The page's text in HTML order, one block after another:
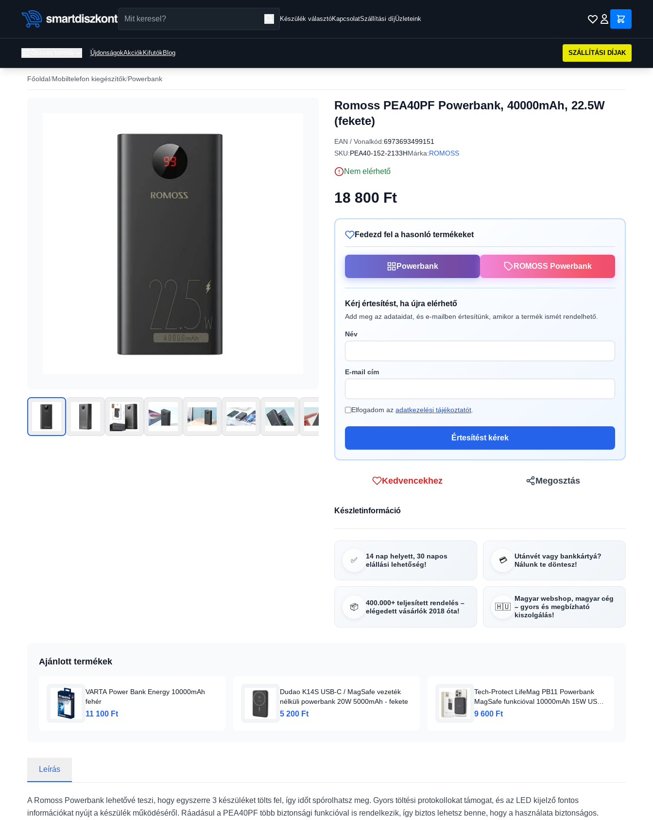
Készülék választóKapcsolatSzállítási díjÜzleteink
ÚjdonságokAkciókKifutókBlog SZÁLLÍTÁSI DÍJAK
Főoldal Mobiltelefon kiegészítők Powerbank
Romoss PEA40PF Powerbank, 40000mAh, 22.5W
(fekete)
EAN / Vonalkód:6973693499151
SKU:PEA40-152-2133HMárka:ROMOSS
Nem elérhető
18 800 Ft
Fedezd fel a hasonló termékeket
Powerbank ROMOSS Powerbank
Kérj értesítést, ha újra elérhető
Add meg az adataidat, és e-mailben értesítünk, amikor a termék ismét rendelhető.
Név
E-mail cím
Elfogadom az adatkezelési tájékoztatót
Értesítést kérek
Kedvencekhez Megosztás
Készletinformáció
✅
14 nap helyett, 30 napos
elállási lehetőség!
💳
Utánvét vagy bankkártyá?
Nálunk te döntesz!
📦
400.000+ teljesített rendelés –
elégedett vásárlók 2018 óta!
🇭🇺
Magyar webshop, magyar cég
– gyors és megbízható
kiszolgálás!
Ajánlott termékek
VARTA Power Bank Energy 10000mAh
fehér
11 100 Ft
Dudao K14S USB-C / MagSafe vezeték
nélküli powerbank 20W 5000mAh - fekete
5 200 Ft
Tech-Protect LifeMag PB11 Powerbank
MagSafe funkcióval 10000mAh 15W USB-
C port - fekete + USB-C kábel
9 600 Ft
Leírás
A Romoss Powerbank lehetővé teszi, hogy egyszerre 3 készüléket tölts fel, így időt spórolhatsz meg. Gyors töltési protokollokat támogat, és az LED kijelző fontos
információkat nyújt a készülék működéséről. Ráadásul a PEA40PF több biztonsági funkcióval is rendelkezik, így biztos lehetsz benne, hogy a használata biztonságos.